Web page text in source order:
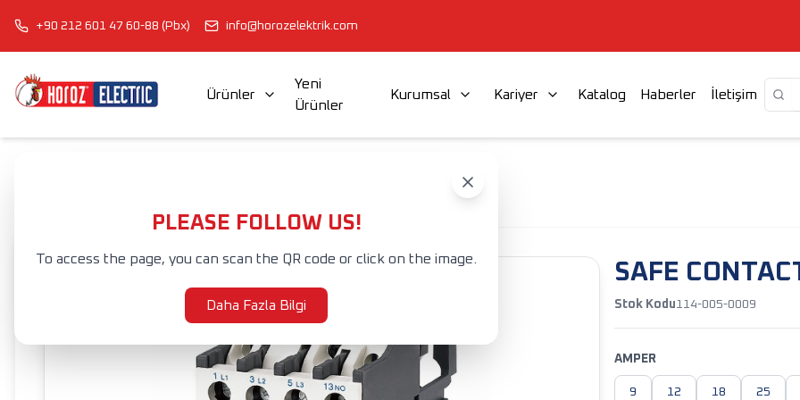
+90 212 601 47 60-88 (Pbx) info@horozelektrik.com
Ürünler
Yeni
Ürünler
Kurumsal Kariyer Katalog Haberler İletişim
PLEASE FOLLOW US!
To access the page, you can scan the QR code or click on the image.
Daha Fazla Bilgi
SAFE
Stok Kodu114-005-0009
AMPER
9 12 18 25